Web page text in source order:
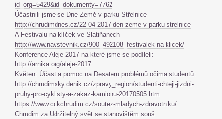
id_org=5429&id_dokumenty=7762
Účastnili jsme se Dne Země v parku Střelnice
http://chrudimdnes.cz/22-04-2017-den-zeme-v-parku-strelnice
A Festivalu na klíček ve Slatiňanech
http://www.navstevnik.cz/900_492108_festivalek-na-klicek/
Konference Aleje 2017 na které jsme se podíleli:
http://arnika.org/aleje-2017
Květen: Účast a pomoc na Desateru problémů očima studentů:
http://chrudimsky.denik.cz/zpravy_region/studenti-chteji-jizdni-
pruhy-pro-cyklisty-a-zakaz-kamionu-20170505.htm
https://www.cckchrudim.cz/soutez-mladych-zdravotniku/
Chrudim za Udržitelný svět se stanovištěm souš